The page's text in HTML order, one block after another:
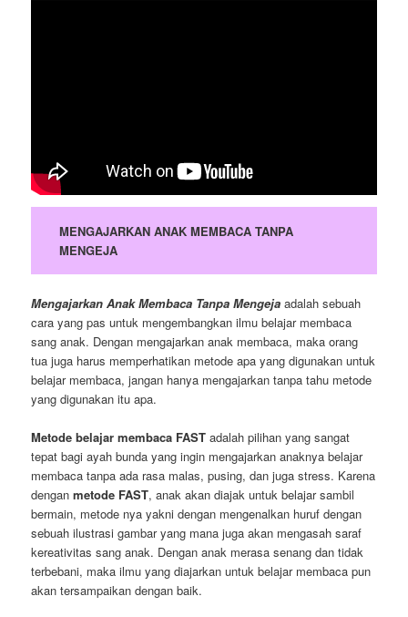
MENGAJARKAN ANAK MEMBACA TANPA
MENGEJA
Mengajarkan Anak Membaca Tanpa Mengeja adalah sebuah
cara yang pas untuk mengembangkan ilmu belajar membaca
sang anak. Dengan mengajarkan anak membaca, maka orang
tua juga harus memperhatikan metode apa yang digunakan untuk
belajar membaca, jangan hanya mengajarkan tanpa tahu metode
yang digunakan itu apa.
Metode belajar membaca FAST adalah pilihan yang sangat
tepat bagi ayah bunda yang ingin mengajarkan anaknya belajar
membaca tanpa ada rasa malas, pusing, dan juga stress. Karena
denganmetode FAST, anak akan diajak untuk belajar sambil
bermain, metode nya yakni dengan mengenalkan huruf dengan
sebuah ilustrasi gambar yang mana juga akan mengasah saraf
kereativitas sang anak. Dengan anak merasa senang dan tidak
terbebani, maka ilmu yang diajarkan untuk belajar membaca pun
akan tersampaikan dengan baik.